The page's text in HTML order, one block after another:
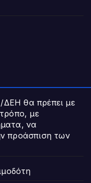
θα πρέπει με
με
να
προάσπιση των